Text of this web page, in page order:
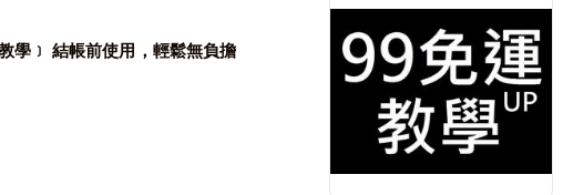
聯絡資訊-鐘Sir (周1至周5，早十點半至下午六點半 )
學﹞ 結帳前使用，輕鬆無負擔